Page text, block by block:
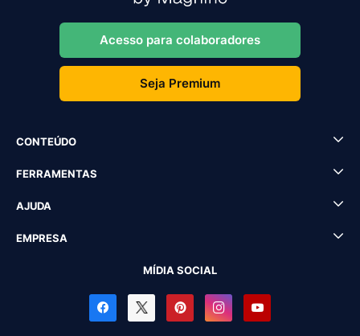
Acesso para colaboradores
Seja Premium
CONTEÚDO
FERRAMENTAS
AJUDA
EMPRESA
MÍDIA SOCIAL